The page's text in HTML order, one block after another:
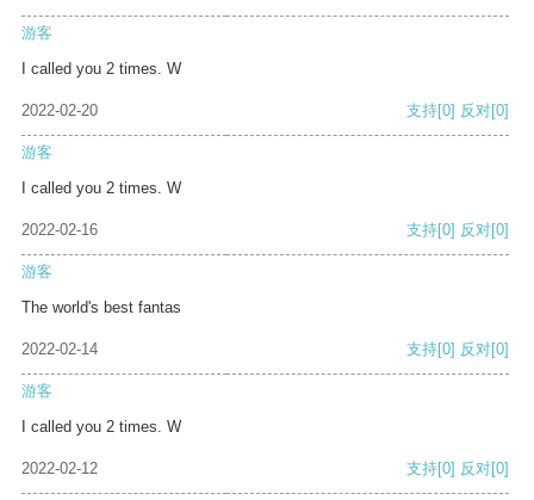
游客
I called you 2 times. W
2022-02-20 支持[0] 反对[0]
游客
I called you 2 times. W
2022-02-16 支持[0] 反对[0]
游客
The world's best fantas
2022-02-14 支持[0] 反对[0]
游客
I called you 2 times. W
2022-02-12 支持[0] 反对[0]